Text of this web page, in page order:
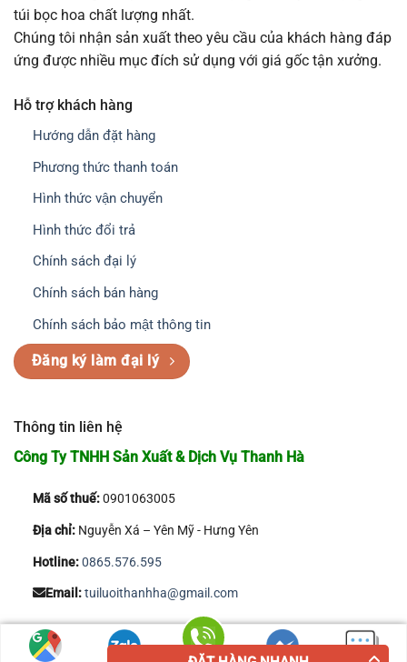
túi bọc hoa chất lượng nhất.
Chúng tôi nhận sản xuất theo yêu cầu của khách hàng đáp
ứng được nhiều mục đích sử dụng với giá gốc tận xưởng.
Hỗ trợ khách hàng
Hướng dẫn đặt hàng
Phương thức thanh toán
Hình thức vận chuyển
Hình thức đổi trả
Chính sách đại lý
Chính sách bán hàng
Chính sách bảo mật thông tin
Đăng ký làm đại lý
Thông tin liên hệ
Công Ty TNHH Sản Xuất & Dịch Vụ Thanh Hà
Mã số thuế:0901063005
Địa chỉ:Nguyễn Xá – Yên Mỹ - Hưng Yên
Hotline:0865.576.595
Email:tuiluoithanhha@gmail.com
Copyright 2026 © Công Ty TNHH Sản Xuất & Dịch Vụ Thanh Hà